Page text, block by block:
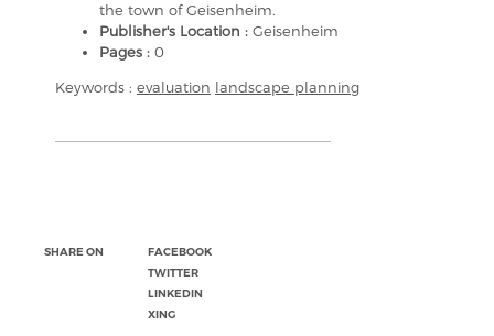
the town of Geisenheim.
Publisher's Location : Geisenheim
Pages : 0
Keywords : evaluation landscape planning
SHARE ON
FACEBOOK
TWITTER
LINKEDIN
XING